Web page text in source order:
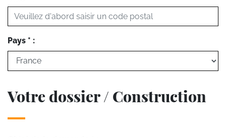
Pays * :
Votre dossier / Construction